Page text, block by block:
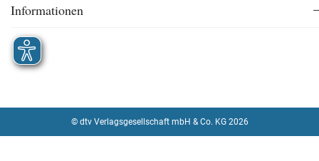
Informationen
© dtv Verlagsgesellschaft mbH & Co. KG 2026